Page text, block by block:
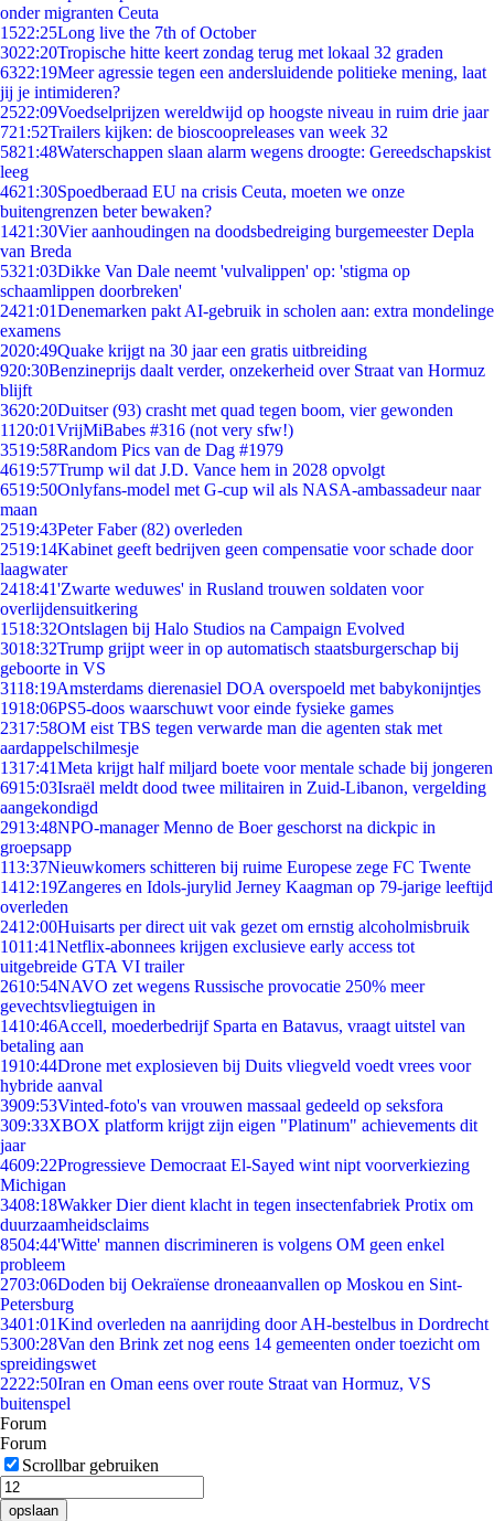
onder migranten Ceuta
1522:25Long live the 7th of October
3022:20Tropische hitte keert zondag terug met lokaal 32 graden
6322:19Meer agressie tegen een andersluidende politieke mening, laat
jij je intimideren?
2522:09Voedselprijzen wereldwijd op hoogste niveau in ruim drie jaar
721:52Trailers kijken: de bioscoopreleases van week 32
5821:48Waterschappen slaan alarm wegens droogte: Gereedschapskist
leeg
4621:30Spoedberaad EU na crisis Ceuta, moeten we onze
buitengrenzen beter bewaken?
1421:30Vier aanhoudingen na doodsbedreiging burgemeester Depla
van Breda
5321:03Dikke Van Dale neemt 'vulvalippen' op: 'stigma op
schaamlippen doorbreken'
2421:01Denemarken pakt AI-gebruik in scholen aan: extra mondelinge
examens
2020:49Quake krijgt na 30 jaar een gratis uitbreiding
920:30Benzineprijs daalt verder, onzekerheid over Straat van Hormuz
blijft
3620:20Duitser (93) crasht met quad tegen boom, vier gewonden
11 20:01VrijMiBabes #316 (not very sfw!)
3519:58Random Pics van de Dag #1979
4619:57Trump wil dat J.D. Vance hem in 2028 opvolgt
6519:50Onlyfans-model met G-cup wil als NASA-ambassadeur naar
maan
2519:43Peter Faber (82) overleden
2519:14Kabinet geeft bedrijven geen compensatie voor schade door
laagwater
2418:41'Zwarte weduwes' in Rusland trouwen soldaten voor
overlijdensuitkering
1518:32Ontslagen bij Halo Studios na Campaign Evolved
3018:32Trump grijpt weer in op automatisch staatsburgerschap bij
geboorte in VS
3118:19Amsterdams dierenasiel DOA overspoeld met babykonijntjes
1918:06PS5-doos waarschuwt voor einde fysieke games
2317:58OM eist TBS tegen verwarde man die agenten stak met
aardappelschilmesje
1317:41Meta krijgt half miljard boete voor mentale schade bij jongeren
6915:03Israël meldt dood twee militairen in Zuid-Libanon, vergelding
aangekondigd
2913:48NPO-manager Menno de Boer geschorst na dickpic in
groepsapp
113:37Nieuwkomers schitteren bij ruime Europese zege FC Twente
1412:19Zangeres en Idols-jurylid Jerney Kaagman op 79-jarige leeftijd
overleden
2412:00Huisarts per direct uit vak gezet om ernstig alcoholmisbruik
1011:41Netflix-abonnees krijgen exclusieve early access tot
uitgebreide GTA VI trailer
2610:54NAVO zet wegens Russische provocatie 250% meer
gevechtsvliegtuigen in
1410:46Accell, moederbedrijf Sparta en Batavus, vraagt uitstel van
betaling aan
1910:44Drone met explosieven bij Duits vliegveld voedt vrees voor
hybride aanval
3909:53Vinted-foto's van vrouwen massaal gedeeld op seksfora
309:33XBOX platform krijgt zijn eigen "Platinum" achievements dit
jaar
4609:22Progressieve Democraat El-Sayed wint nipt voorverkiezing
Michigan
3408:18Wakker Dier dient klacht in tegen insectenfabriek Protix om
duurzaamheidsclaims
8504:44'Witte' mannen discrimineren is volgens OM geen enkel
probleem
2703:06Doden bij Oekraïense droneaanvallen op Moskou en Sint-
Petersburg
3401:01Kind overleden na aanrijding door AH-bestelbus in Dordrecht
5300:28Van den Brink zet nog eens 14 gemeenten onder toezicht om
spreidingswet
2222:50Iran en Oman eens over route Straat van Hormuz, VS
buitenspel
Forum
Forum
Scrollbar gebruiken
opslaan